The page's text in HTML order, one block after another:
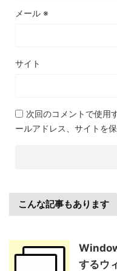
メール ※
サイト
次回のコメントで使用
ールアドレス、サイトを保
こんな記事もあります
するウ